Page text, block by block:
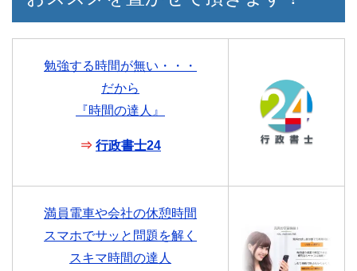
勉強する時間が無い・・・
だから
『時間の達人』
⇒ 行政書士24
満員電車や会社の休憩時間
スマホでサッと問題を解く
スキマ時間の達人